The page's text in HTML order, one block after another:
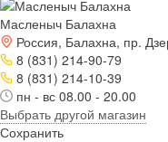
Масленыч Балахна
Россия, Балахна, пр.
8 (831) 214-90-79
8 (831) 214-10-39
пн - вс 08.00 - 20.00
Выбрать другой магазин
Сохранить